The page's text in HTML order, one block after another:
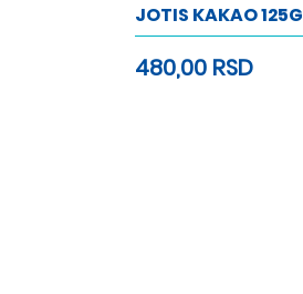
JOTIS KAKAO 125G
480,00 RSD